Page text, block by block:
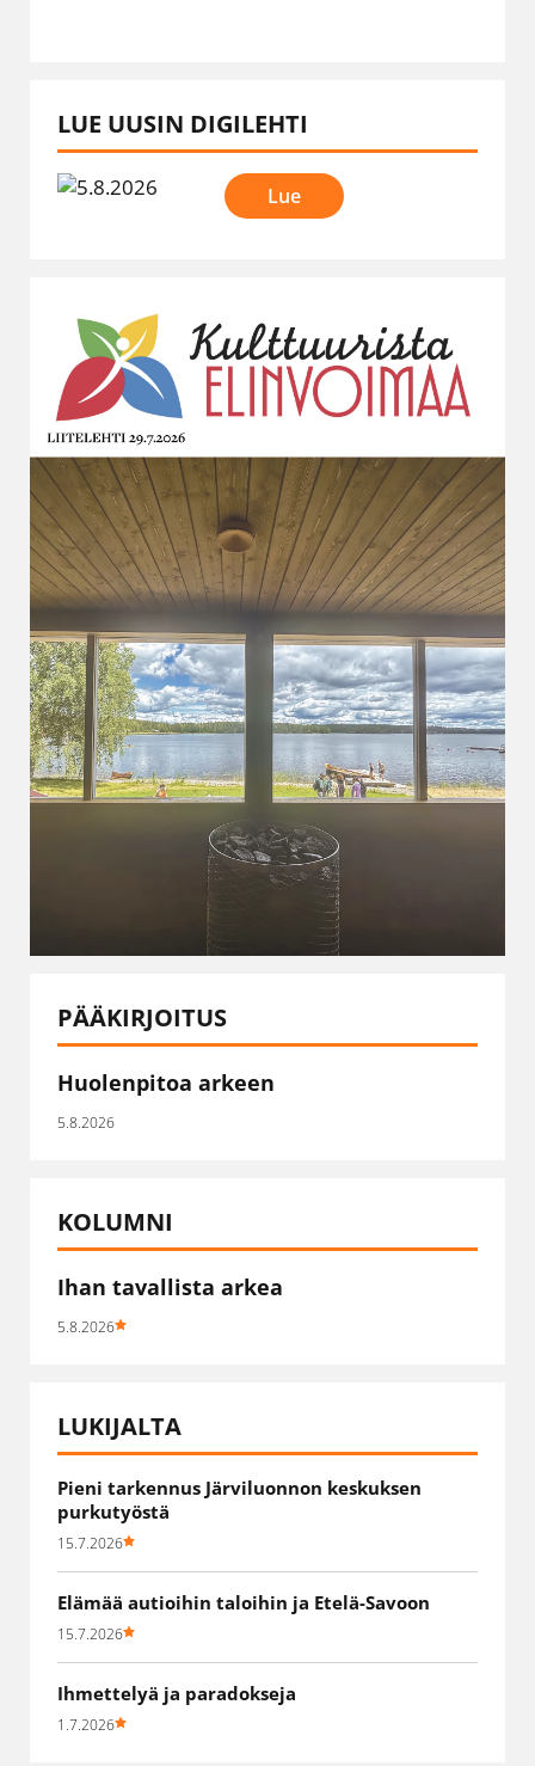
LUE UUSIN DIGILEHTI
Lue
PÄÄKIRJOITUS
Huolenpitoa arkeen
5.8.2026
KOLUMNI
Ihan tavallista arkea
5.8.2026
LUKIJALTA
Pieni tarkennus Järviluonnon keskuksen
purkutyöstä
15.7.2026
Elämää autioihin taloihin ja Etelä-Savoon
15.7.2026
Ihmettelyä ja paradokseja
1.7.2026